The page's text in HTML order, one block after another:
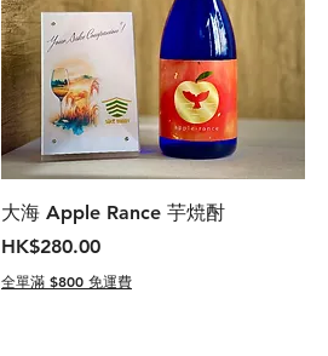
大海 Apple Rance 芋焼酎
價格
HK$280.00
全單滿 $800 免運費